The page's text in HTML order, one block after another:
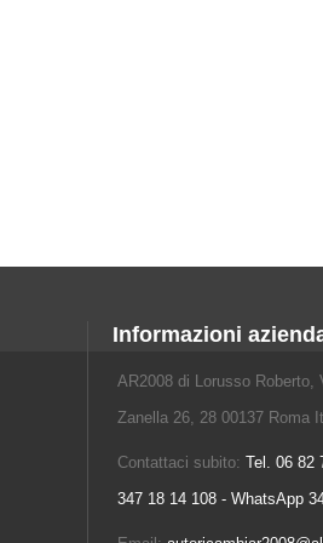
Informazioni
AR2008 di Lorusso Roberto,
Zanella 26, 28 00137 Roma
Contattaci subito: Tel. 06 82
347 18 14 108 - WhatsApp